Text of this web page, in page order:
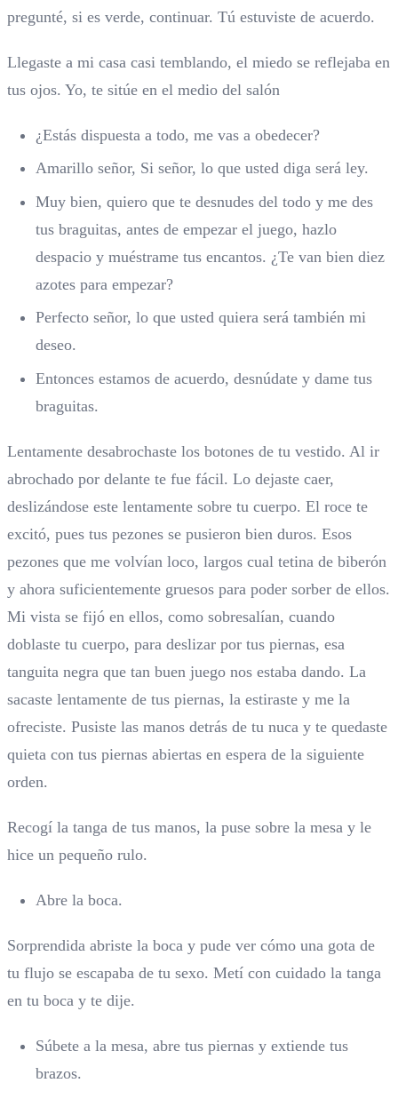
pregunté, si es verde, continuar. Tú estuviste de acuerdo.
Llegaste a mi casa casi temblando, el miedo se reflejaba en
tus ojos. Yo, te sitúe en el medio del salón
¿Estás dispuesta a todo, me vas a obedecer?
Amarillo señor, Si señor, lo que usted diga será ley.
Muy bien, quiero que te desnudes del todo y me des
tus braguitas, antes de empezar el juego, hazlo
despacio y muéstrame tus encantos. ¿Te van bien diez
azotes para empezar?
Perfecto señor, lo que usted quiera será también mi
deseo.
Entonces estamos de acuerdo, desnúdate y dame tus
braguitas.
Lentamente desabrochaste los botones de tu vestido. Al ir
abrochado por delante te fue fácil. Lo dejaste caer,
deslizándose este lentamente sobre tu cuerpo. El roce te
excitó, pues tus pezones se pusieron bien duros. Esos
pezones que me volvían loco, largos cual tetina de biberón
y ahora suficientemente gruesos para poder sorber de ellos.
Mi vista se fijó en ellos, como sobresalían, cuando
doblaste tu cuerpo, para deslizar por tus piernas, esa
tanguita negra que tan buen juego nos estaba dando. La
sacaste lentamente de tus piernas, la estiraste y me la
ofreciste. Pusiste las manos detrás de tu nuca y te quedaste
quieta con tus piernas abiertas en espera de la siguiente
orden.
Recogí la tanga de tus manos, la puse sobre la mesa y le
hice un pequeño rulo.
Abre la boca.
Sorprendida abriste la boca y pude ver cómo una gota de
tu flujo se escapaba de tu sexo. Metí con cuidado la tanga
en tu boca y te dije.
Súbete a la mesa, abre tus piernas y extiende tus
brazos.